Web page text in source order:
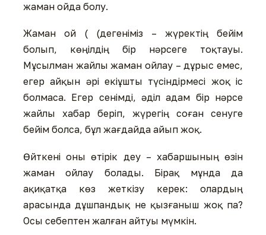
жаман ойда болу.
Жаман ой ( (дегеніміз – жүректің бейім
болып, көңілдің бір нәрсеге тоқтауы.
Мұсылман жайлы жаман ойлау – дұрыс емес,
егер айқын әрі екіұшты түсіндірмесі жоқ іс
болмаса. Егер сенімді, әділ адам бір нәрсе
жайлы хабар беріп, жүрегің соған сенуге
бейім болса, бұл жағдайда айып жоқ.
Өйткені оны өтірік деу – хабаршының өзін
жаман ойлау болады. Бірақ мұнда да
ақиқатқа көз жеткізу керек: олардың
арасында дұшпандық не қызғаныш жоқ па?
Осы себептен жалған айтуы мүмкін.